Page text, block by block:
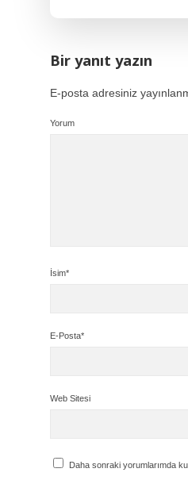
Bir yanıt yazın
E-posta adresiniz
Yorum
İsim*
E-Posta*
Web Sitesi
Daha sonraki yorumlarımda